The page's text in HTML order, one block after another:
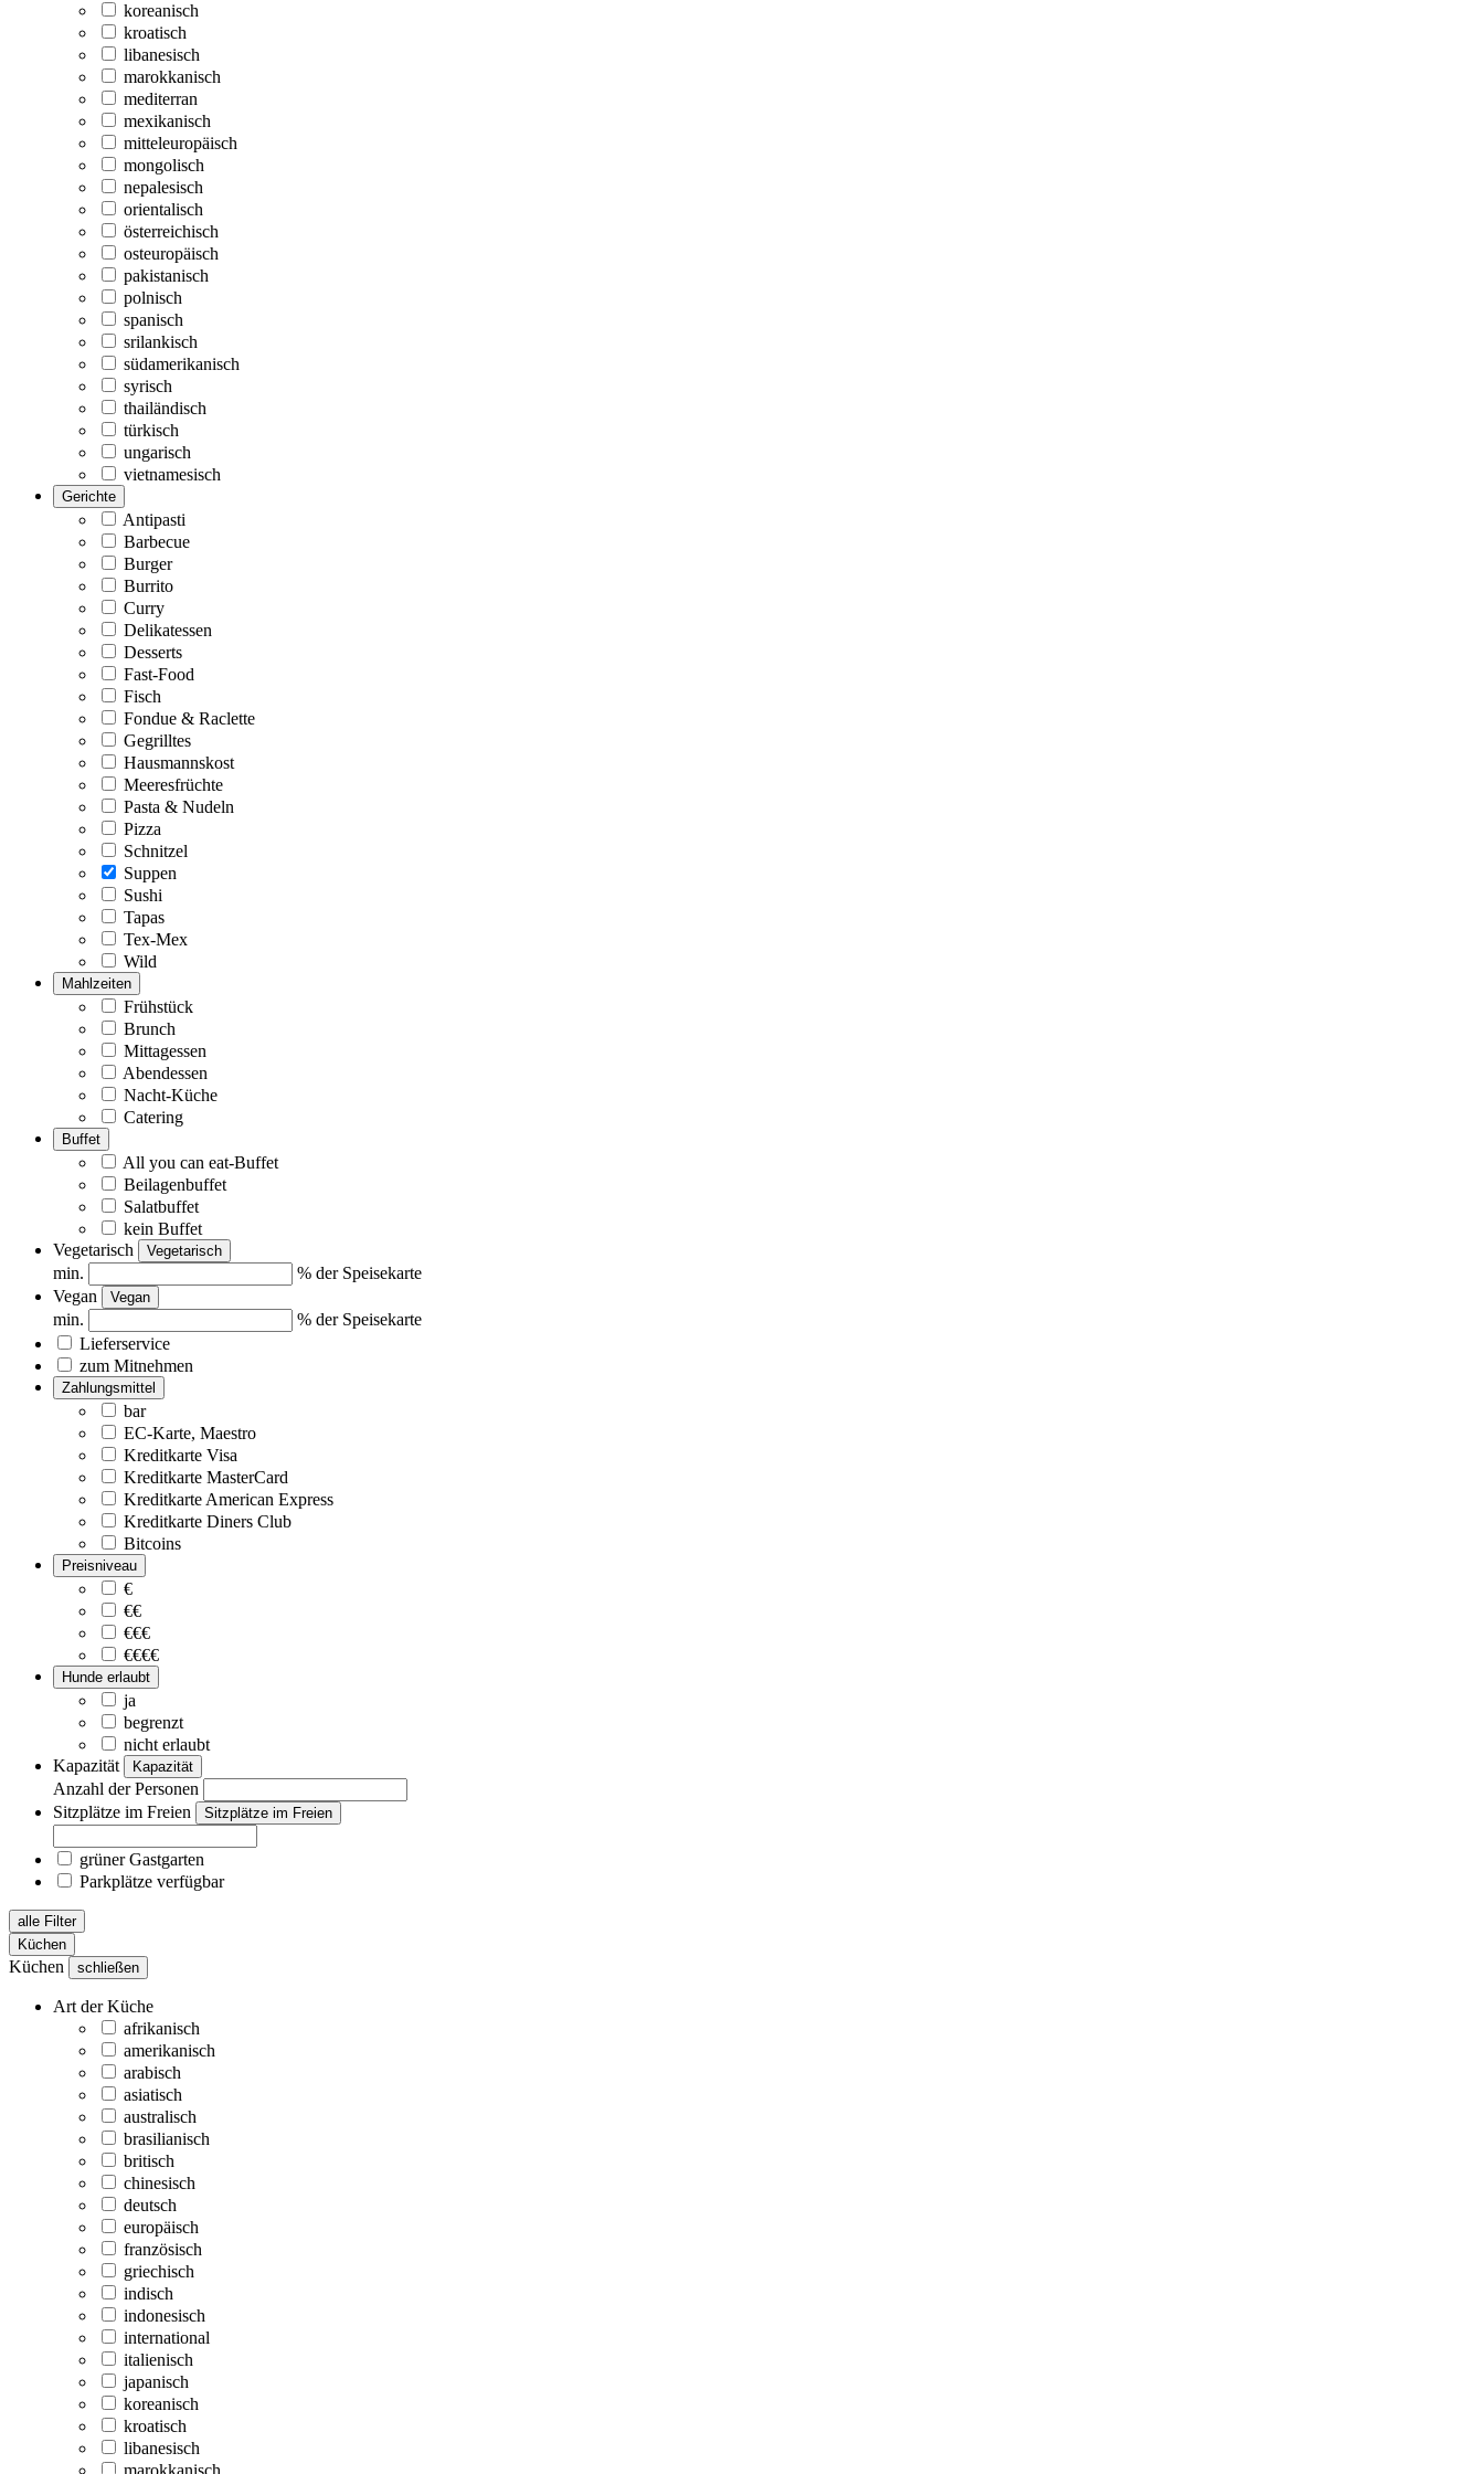
koreanisch
kroatisch
libanesisch
marokkanisch
mediterran
mexikanisch
mitteleuropäisch
mongolisch
nepalesisch
orientalisch
österreichisch
osteuropäisch
pakistanisch
polnisch
spanisch
srilankisch
südamerikanisch
syrisch
thailändisch
türkisch
ungarisch
vietnamesisch
Gerichte
Antipasti
Barbecue
Burger
Burrito
Curry
Delikatessen
Desserts
Fast-Food
Fisch
Fondue & Raclette
Gegrilltes
Hausmannskost
Meeresfrüchte
Pasta & Nudeln
Pizza
Schnitzel
Suppen
Sushi
Tapas
Tex-Mex
Wild
Mahlzeiten
Frühstück
Brunch
Mittagessen
Abendessen
Nacht-Küche
Catering
Buffet
All you can eat-Buffet
Beilagenbuffet
Salatbuffet
kein Buffet
Vegetarisch
Vegetarisch
min.
% der Speisekarte
Vegan
Vegan
min.
% der Speisekarte
Lieferservice
zum Mitnehmen
Zahlungsmittel
bar
EC-Karte, Maestro
Kreditkarte Visa
Kreditkarte MasterCard
Kreditkarte American Express
Kreditkarte Diners Club
Bitcoins
Preisniveau
€
€€
€€€
€€€€
Hunde erlaubt
ja
begrenzt
nicht erlaubt
Kapazität
Kapazität
Anzahl der Personen
Sitzplätze im Freien
Sitzplätze im Freien
grüner Gastgarten
Parkplätze verfügbar
alle Filter
Küchen
Küchen schließen
Art der Küche
afrikanisch
amerikanisch
arabisch
asiatisch
australisch
brasilianisch
britisch
chinesisch
deutsch
europäisch
französisch
griechisch
indisch
indonesisch
international
italienisch
japanisch
koreanisch
kroatisch
libanesisch
marokkanisch